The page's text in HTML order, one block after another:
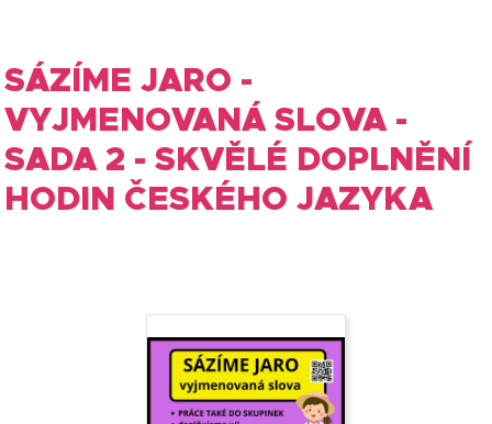
SÁZÍME JARO -
VYJMENOVANÁ SLOVA -
SADA 2 - SKVĚLÉ DOPLNĚNÍ
HODIN ČESKÉHO JAZYKA